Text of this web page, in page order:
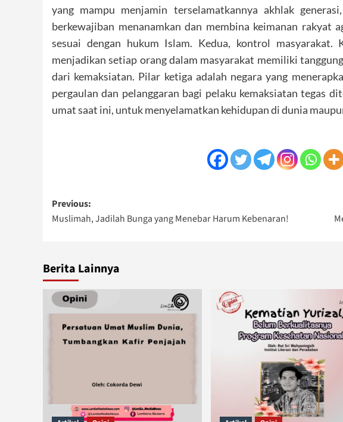
yang mampu menjamin terselamatkannya akhlak
berkewajiban menanamkan dan membina keimanan rakyat
sesuai dengan hukum Islam. Kedua, kontrol masyarakat.
menjadikan setiap orang dalam masyarakat memiliki
dari kemaksiatan. Pilar ketiga adalah negara yang
pergaulan dan pelanggaran bagi pelaku kemaksiatan tegas
umat saat ini, untuk menyelamatkan kehidupan di dunia
Post
navigation
Previous:
Muslimah, Jadilah Bunga yang Menebar Harum Kebenaran!
Berita Lainnya